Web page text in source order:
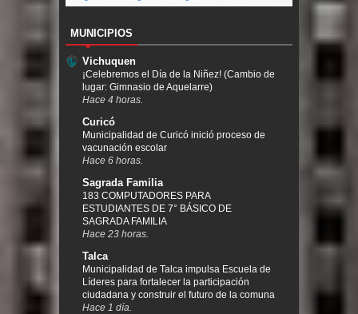
MUNICIPIOS
Vichuquen
¡Celebremos el Día de la Niñez! (Cambio de
lugar: Gimnasio de Aquelarre)
Hace 4 horas.
Curicó
Municipalidad de Curicó inició proceso de
vacunación escolar
Hace 6 horas.
Sagrada Familia
183 COMPUTADORES PARA
ESTUDIANTES DE 7° BÁSICO DE
SAGRADA FAMILIA
Hace 23 horas.
Talca
Municipalidad de Talca impulsa Escuela de
Líderes para fortalecer la participación
ciudadana y construir el futuro de la comuna
Hace 1 día.